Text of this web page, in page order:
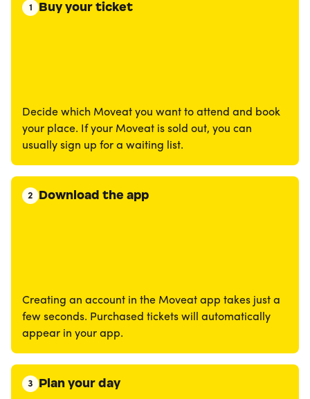
1 Buy your ticket
Decide which Moveat you want to attend and book
your place. If your Moveat is sold out, you can
usually sign up for a waiting list.
2 Download the app
Creating an account in the Moveat app takes just a
few seconds. Purchased tickets will automatically
appear in your app.
3 Plan your day